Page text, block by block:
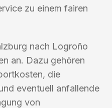
zu einem fairen
nach Logroño
an. Dazu gehören
die
eventuell anfallende
von